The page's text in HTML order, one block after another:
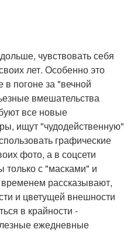
чувствовать себя
лет. Особенно это
погоне за "вечной
вмешательства
все новые
ищут "чудодейственную"
графические
фото, а в соцсети
только с "масками" и
рассказывают,
и цветущей внешности
в крайности -
ежедневные